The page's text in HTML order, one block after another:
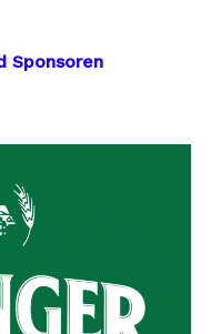
Sponsoren